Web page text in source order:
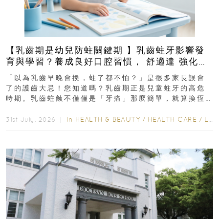
【乳齒期是幼兒防蛀關鍵期 】乳齒蛀牙影響發
育與學習？養成良好口腔習慣， 舒適達 強化琺
瑯質 兒童牙膏防護指南
「以為乳齒早晚會換，蛀了都不怕？」是很多家長誤會
了的護齒大忌！您知道嗎？乳齒期正是兒童蛀牙的高危
時期。乳齒蛀蝕不僅僅是「牙痛」那麼簡單，就算換恆
31st July, 2026 ｜ In HEALTH & BEAUTY / HEALTH CARE / LIFESTYLE